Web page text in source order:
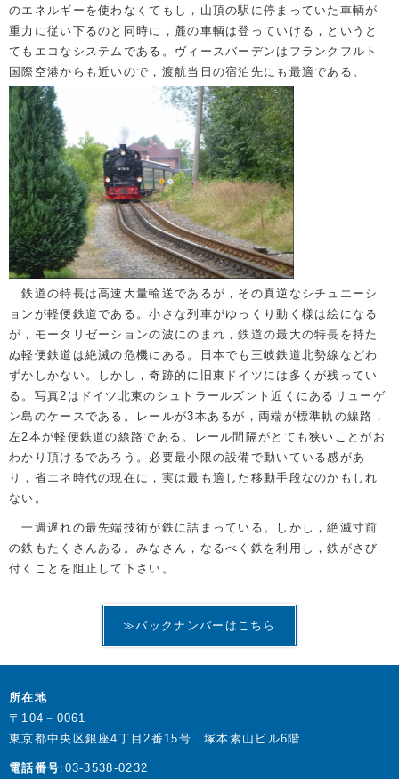
のエネルギーを使わなくてもし，山頂の駅に停まっていた車輌が
重力に従い下るのと同時に，麓の車輌は登っていける，というと
てもエコなシステムである。ヴィースバーデンはフランクフルト
国際空港からも近いので，渡航当日の宿泊先にも最適である。
鉄道の特長は高速大量輸送であるが，その真逆なシチュエーシ
ョンが軽便鉄道である。小さな列車がゆっくり動く様は絵になる
が，モータリゼーションの波にのまれ，鉄道の最大の特長を持た
ぬ軽便鉄道は絶滅の危機にある。日本でも三岐鉄道北勢線などわ
ずかしかない。しかし，奇跡的に旧東ドイツには多くが残ってい
る。写真2はドイツ北東のシュトラールズント近くにあるリューゲ
ン島のケースである。レールが3本あるが，両端が標準軌の線路，
左2本が軽便鉄道の線路である。レール間隔がとても狭いことがお
わかり頂けるであろう。必要最小限の設備で動いている感があ
り，省エネ時代の現在に，実は最も適した移動手段なのかもしれ
ない。
一週遅れの最先端技術が鉄に詰まっている。しかし，絶滅寸前
の鉄もたくさんある。みなさん，なるべく鉄を利用し，鉄がさび
付くことを阻止して下さい。
≫バックナンバーはこちら
所在地
〒104－0061
東京都中央区銀座4丁目2番15号 塚本素山ビル6階
電話番号:03-3538-0232